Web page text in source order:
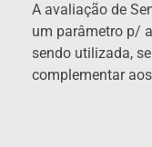
A avaliação de
um parâmetro p/
sendo utilizada,
complementar